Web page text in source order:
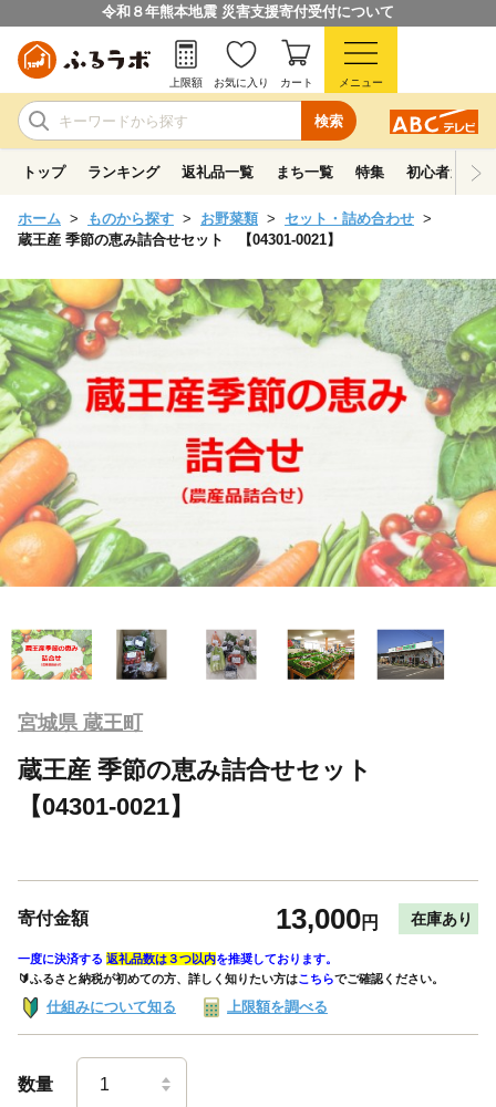
令和８年熊本地震 災害支援寄付受付について
検索
上限額 お気に入り カート メニュー
トップ ランキング 返礼品一覧 まち一覧 特集 初心者ガイド
ホーム ものから探す お野菜類
セット・詰め合わせ
蔵王産 季節の恵み詰合せセット 【04301-0021】
宮城県 蔵王町
蔵王産 季節の恵み詰合せセット
【04301-0021】
寄付金額 13,000円 在庫あり
一度に決済する 返礼品数は３つ以内を推奨しております。
🔰ふるさと納税が初めての方、詳しく知りたい方はこちらでご確認ください。
仕組みについて知る 上限額を調べる
数量